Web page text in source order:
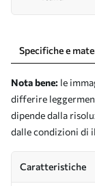
Specifiche e
Nota bene: le
differire
dipende dalla
dalle condizioni di
Caratteristiche